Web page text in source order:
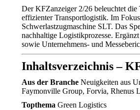
Der KFZanzeiger 2/26 beleuchtet
effizienter Transportlogistik. Im
Schwerlastzugmaschine SLT. Das
nachhaltige Logistikprozesse.
sowie Unternehmens- und
Inhaltsverzeichnis –
Aus der Branche Neuigkeiten aus
Faymonville Group, Forvia, Rhenus
Topthema Green Logistics